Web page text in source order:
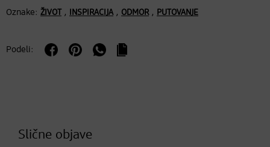
Oznake: ŽIVOT, INSPIRACIJA, ODMOR, PUTOVANJE
Podeli:
Slične objave